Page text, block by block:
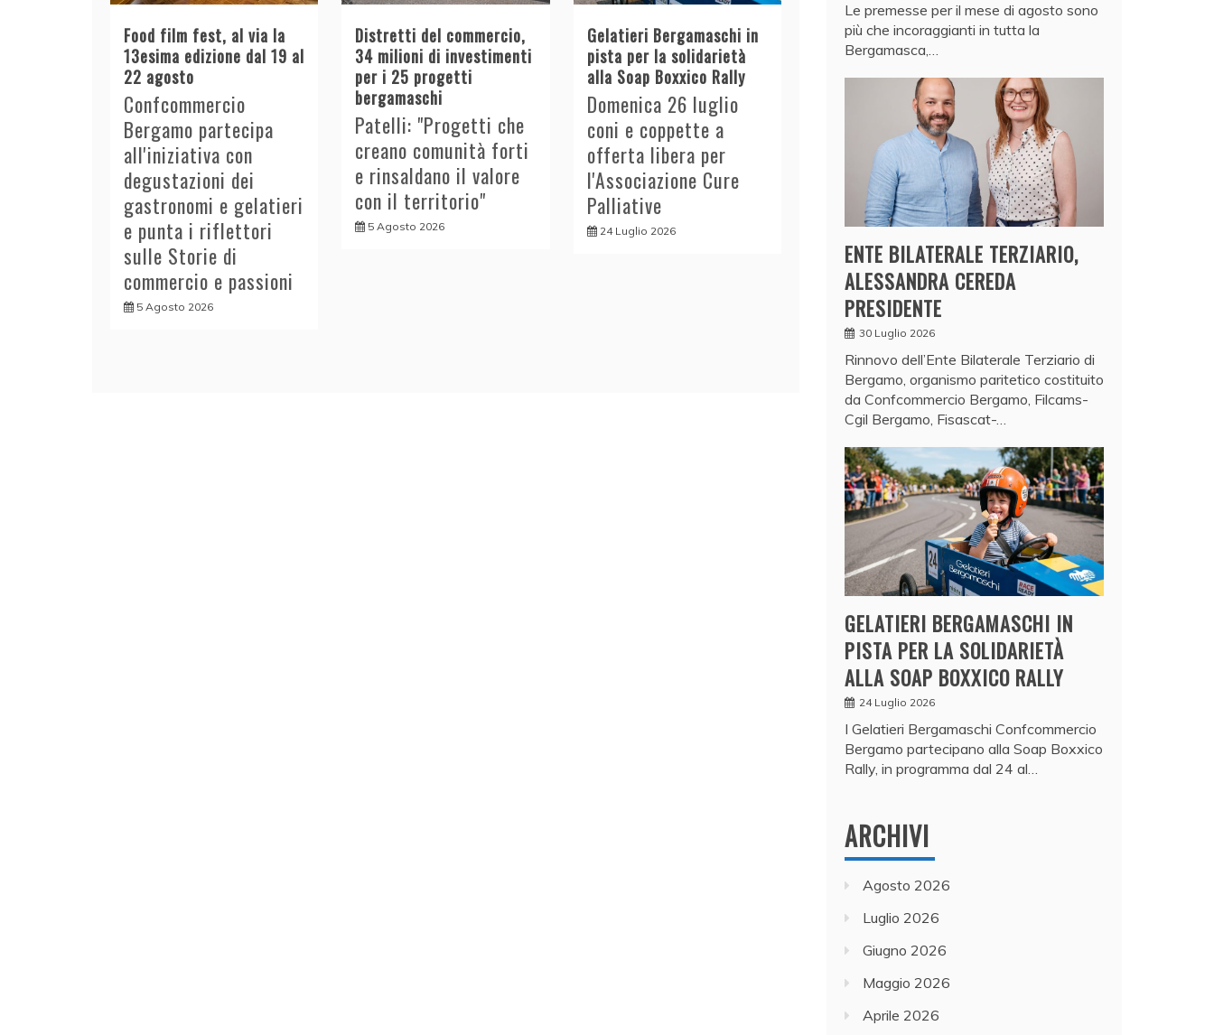
Food film fest, al via la
13esima edizione dal 19 al
22 agosto
Confcommercio
Bergamo partecipa
all'iniziativa con
degustazioni dei
gastronomi e gelatieri
e punta i riflettori
sulle Storie di
commercio e passioni
5 Agosto 2026
Distretti del commercio,
34 milioni di investimenti
per i 25 progetti
bergamaschi
Patelli: "Progetti che
creano comunità forti
e rinsaldano il valore
con il territorio"
5 Agosto 2026
Gelatieri Bergamaschi in
pista per la solidarietà
alla Soap Boxxico Rally
Domenica 26 luglio
coni e coppette a
offerta libera per
l'Associazione Cure
Palliative
24 Luglio 2026
Le premesse per il mese di agosto sono
più che incoraggianti in tutta la
Bergamasca,…
ENTE BILATERALE TERZIARIO,
ALESSANDRA CEREDA
PRESIDENTE
30 Luglio 2026
Rinnovo dell’Ente Bilaterale Terziario di
Bergamo, organismo paritetico costituito
da Confcommercio Bergamo, Filcams-
Cgil Bergamo, Fisascat-…
GELATIERI BERGAMASCHI IN
PISTA PER LA SOLIDARIETÀ
ALLA SOAP BOXXICO RALLY
24 Luglio 2026
I Gelatieri Bergamaschi Confcommercio
Bergamo partecipano alla Soap Boxxico
Rally, in programma dal 24 al…
ARCHIVI
Agosto 2026
Luglio 2026
Giugno 2026
Maggio 2026
Aprile 2026